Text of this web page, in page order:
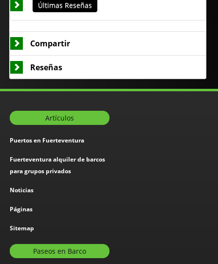
Últimas Reseñas
Compartir
Reseñas
Artículos
Puertos en Fuerteventura
Fuerteventura alquiler de barcos
para grupos privados
Noticias
Páginas
Sitemap
Paseos en Barco